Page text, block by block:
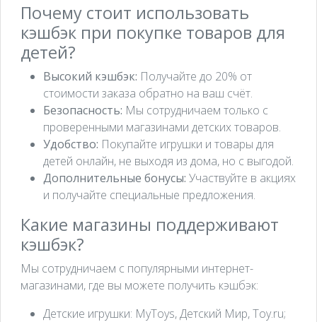
Почему стоит использовать
кэшбэк при покупке товаров для
детей?
Высокий кэшбэк: Получайте до 20% от
стоимости заказа обратно на ваш счёт.
Безопасность: Мы сотрудничаем только с
проверенными магазинами детских товаров.
Удобство: Покупайте игрушки и товары для
детей онлайн, не выходя из дома, но с выгодой.
Дополнительные бонусы: Участвуйте в акциях
и получайте специальные предложения.
Какие магазины поддерживают
кэшбэк?
Мы сотрудничаем с популярными интернет-
магазинами, где вы можете получить кэшбэк:
Детские игрушки: MyToys, Детский Мир, Toy.ru;